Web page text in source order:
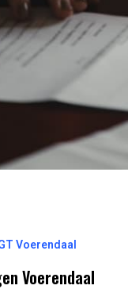
Voerendaal
Voerendaal